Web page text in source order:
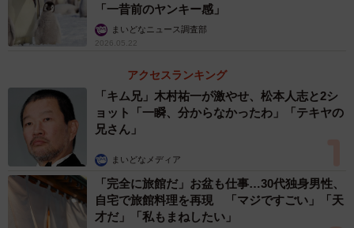
「一昔前のヤンキー感」
まいどなニュース調査部
2026.05.22
アクセスランキング
「キム兄」木村祐一が激やせ、松本人志と2シ
ョット「一瞬、分からなかったわ」「テキヤの
兄さん」
まいどなメディア
「完全に旅館だ」お盆も仕事…30代独身男性、
自宅で旅館料理を再現 「マジですごい」「天
才だ」「私もまねしたい」